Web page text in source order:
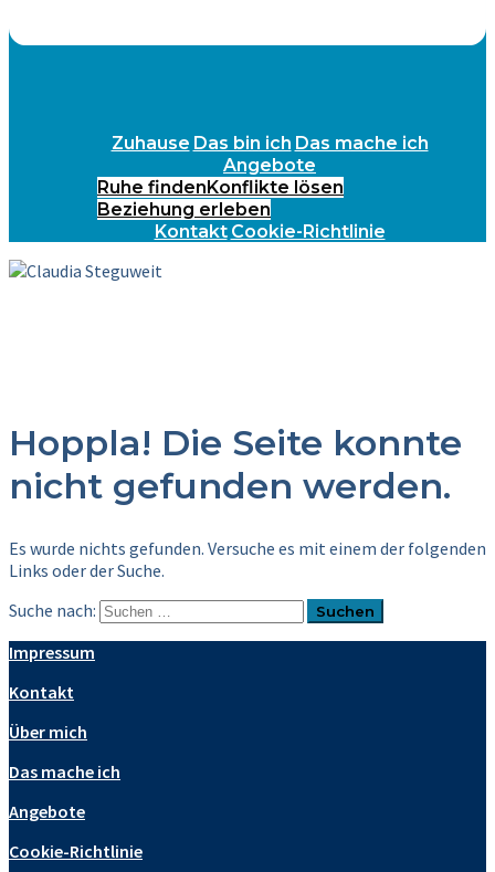
Zuhause Das bin ich Das mache ich
Angebote
Ruhe findenKonflikte lösen
Beziehung erleben
Kontakt Cookie-Richtlinie
Hoppla! Die Seite konnte
nicht gefunden werden.
Es wurde nichts gefunden. Versuche es mit einem der folgenden
Links oder der Suche.
Suche nach:
Impressum
Kontakt
Über mich
Das mache ich
Angebote
Cookie-Richtlinie